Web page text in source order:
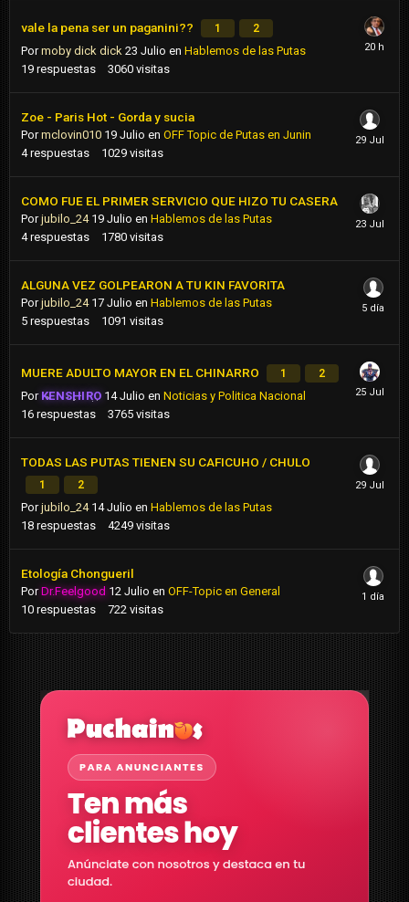
vale la pena ser un paganini?? 1 2
Pormoby dick dick 23 Julio en Hablemos de las Putas
19 respuestas 3060 visitas
Zoe - Paris Hot - Gorda y sucia
Pormclovin010 19 Julio en OFF Topic de Putas en Junin
4 respuestas 1029 visitas
COMO FUE EL PRIMER SERVICIO QUE HIZO TU CASERA
Porjubilo_24 19 Julio en Hablemos de las Putas
4 respuestas 1780 visitas
ALGUNA VEZ GOLPEARON A TU KIN FAVORITA
Porjubilo_24 17 Julio en Hablemos de las Putas
5 respuestas 1091 visitas
MUERE ADULTO MAYOR EN EL CHINARRO 1 2
Por KENSHIRO 14 Julio enNoticias y Politica Nacional
16 respuestas 3765 visitas
TODAS LAS PUTAS TIENEN SU CAFICUHO / CHULO
1 2
Porjubilo_24 14 Julio en Hablemos de las Putas
18 respuestas 4249 visitas
Etología Chongueril
PorDr.Feelgood 12 Julio en OFF-Topic en General
10 respuestas 722 visitas